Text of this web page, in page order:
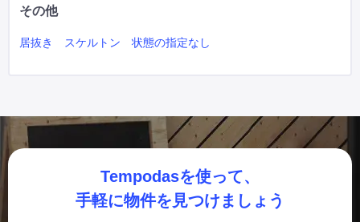
その他
居抜き スケルトン 状態の指定なし
Tempodasを使って、
手軽に物件を見つけましょう